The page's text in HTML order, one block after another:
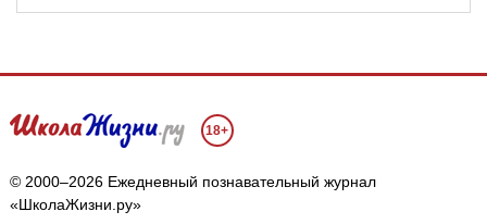
18+
© 2000–2026 Ежедневный познавательный журнал
«ШколаЖизни.ру»